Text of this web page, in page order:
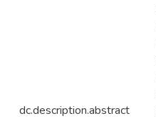
dc.description.abstract